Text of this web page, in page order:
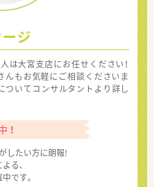
ジ
は大宮支店にお任せください！
もお気軽にご相談くださいま
ついてコンサルタントより詳し
したい方に朗報!
る、
です。